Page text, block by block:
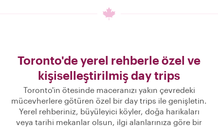
Toronto'de yerel rehberle özel ve
kişiselleştirilmiş day trips
Toronto'in ötesinde maceranızı yakın çevredeki
mücevherlere götüren özel bir day trips ile genişletin.
Yerel rehberiniz, büyüleyici köyler, doğa harikaları
veya tarihi mekanlar olsun, ilgi alanlarınıza göre bir